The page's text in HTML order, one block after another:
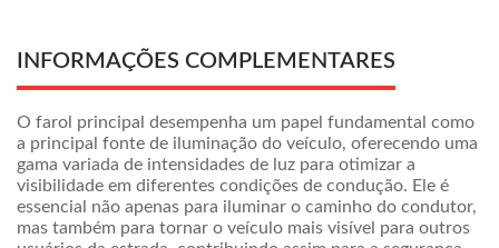
INFORMAÇÕES COMPLEMENTARES
O farol principal desempenha um papel fundamental como
a principal fonte de iluminação do veículo, oferecendo uma
gama variada de intensidades de luz para otimizar a
visibilidade em diferentes condições de condução. Ele é
essencial não apenas para iluminar o caminho do condutor,
mas também para tornar o veículo mais visível para outros